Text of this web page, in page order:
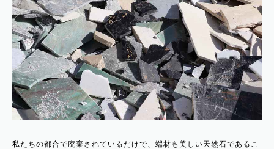
私たちの都合で廃棄されているだけで、端材も美しい天然石であるこ